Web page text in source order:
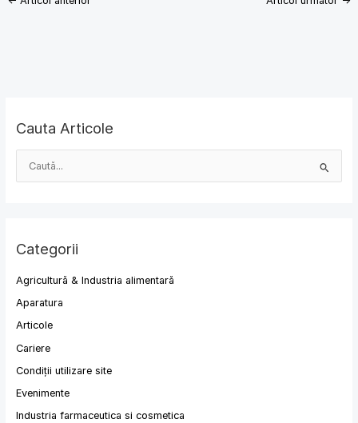
Cauta Articole
c
o
r
:
Categorii
Agricultură & Industria alimentară
Aparatura
Articole
Cariere
Condiții utilizare site
Evenimente
Industria farmaceutica si cosmetica